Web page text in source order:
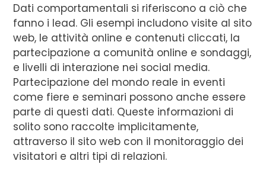
Dati comportamentali si riferiscono a ciò che
fanno i lead. Gli esempi includono visite al sito
web, le attività online e contenuti cliccati, la
partecipazione a comunità online e sondaggi,
e livelli di interazione nei social media.
Partecipazione del mondo reale in eventi
come fiere e seminari possono anche essere
parte di questi dati. Queste informazioni di
solito sono raccolte implicitamente,
attraverso il sito web con il monitoraggio dei
visitatori e altri tipi di relazioni.